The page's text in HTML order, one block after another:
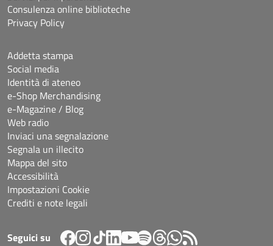
Consulenza online biblioteche
Privacy Policy
Addetta stampa
Social media
Identità di ateneo
e-Shop Merchandising
e-Magazine / Blog
Web radio
Inviaci una segnalazione
Segnala un illecito
Mappa del sito
Accessibilità
Impostazioni Cookie
Crediti e note legali
Seguici su